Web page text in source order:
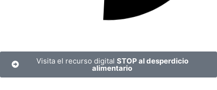
Visita el recurso digital STOP al desperdicio
alimentario